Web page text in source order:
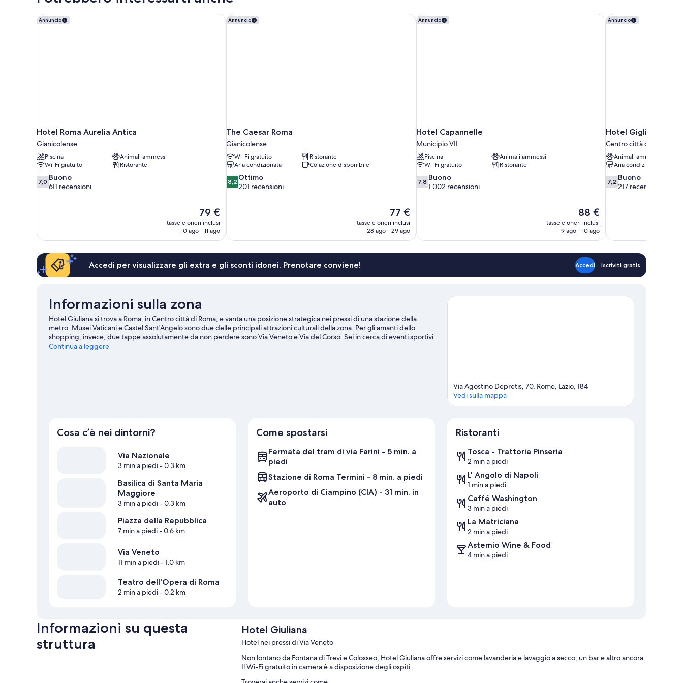
singoli
o
2
Annuncio
Hotel Roma Aurelia Antica
Gianicolense
Piscina
Animali ammessi
Wi-Fi gratuito
Ristorante
7.0
su
7,0 Buono
611 recensioni
Il
prezzo
attuale
79 €
tasse e oneri inclusi
10 ago - 11 ago
Hotel Roma Aurelia Antica Annuncio
The Caesar Roma
Gianicolense
Wi-Fi gratuito
Ristorante
Aria condizionata
Colazione disponibile
8.2
su
8,2 Ottimo
201 recensioni
Il
prezzo
attuale
77 €
tasse e oneri inclusi
28 ago - 29 ago
The Caesar Roma Annuncio
Hotel Capannelle
Municipio VII
Piscina
Animali ammessi
Wi-Fi gratuito
Ristorante
7.8
su
7,8 Buono
1.002 recensioni
Il
prezzo
attuale
88 €
tasse e oneri inclusi
9 ago - 10 ago
Hotel Capannelle Annuncio
Hotel Giglio
Centro città di Roma
Animali ammessi
Aria condizionata
7.2
su
7,2 Buono
217 recensioni
Hotel Giglio
Accedi per visualizzare gli extra e gli sconti idonei. Prenotare conviene! Accedi Iscriviti gratis
Informazioni sulla zona
Hotel Giuliana si trova a Roma, in Centro città di Roma, e vanta una posizione strategica nei pressi di una stazione della
metro. Musei Vaticani e Castel Sant'Angelo sono due delle principali attrazioni culturali della zona. Per gli amanti dello
shopping, invece, due tappe assolutamente da non perdere sono Via Veneto e Via del Corso. Sei in cerca di eventi sportivi
o spettacoli a cui assistere? Stadio Olimpico o Auditorium Parco della Musica potrebbero avere in programma qualcosa di
Continua a leggere
Via Agostino Depretis, 70, Rome, Lazio, 184
Vedi sulla mappa
Cosa c’è nei dintorni?
Via Nazionale
3 min a piedi- 0.3 km
Basilica di Santa Maria
Maggiore
3 min a piedi- 0.3 km
Piazza della Repubblica
7 min a piedi- 0.6 km
Via Veneto
11 min a piedi- 1.0 km
Teatro dell'Opera di Roma
2 min a piedi- 0.2 km
Come spostarsi
Fermata del tram di via Farini - 5 min. a
piedi
Stazione di Roma Termini - 8 min. a piedi
Aeroporto di Ciampino (CIA) - 31 min. in
auto
Ristoranti
Tosca - Trattoria Pinseria
2 min a piedi
L' Angolo di Napoli
1 min a piedi
Caffé Washington
3 min a piedi
La Matriciana
2 min a piedi
Astemio Wine & Food
4 min a piedi
Informazioni su questa
struttura
Hotel Giuliana
Hotel nei pressi di Via Veneto
Non lontano da Fontana di Trevi e Colosseo, Hotel Giuliana offre servizi come lavanderia e lavaggio a secco, un bar e altro ancora.
Il Wi-Fi gratuito in camera è a disposizione degli ospiti.